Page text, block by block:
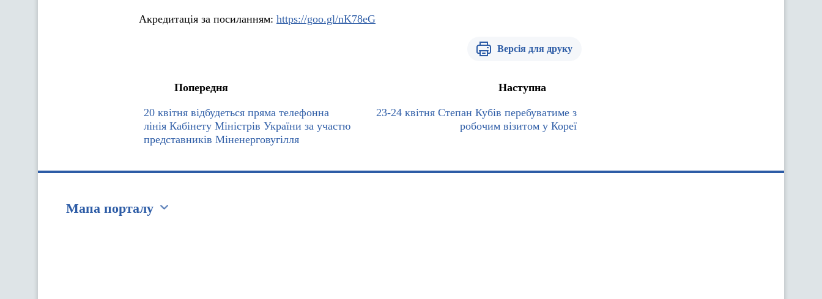
Акредитація за посиланням: https://goo.gl/nK78eG
Версія для друку
Попередня
20 квітня відбудеться пряма телефонна
лінія Кабінету Міністрів України за участю
представників Міненерговугілля
Наступна
23-24 квітня Степан Кубів перебуватиме з
робочим візитом у Кореї
Мапа порталу